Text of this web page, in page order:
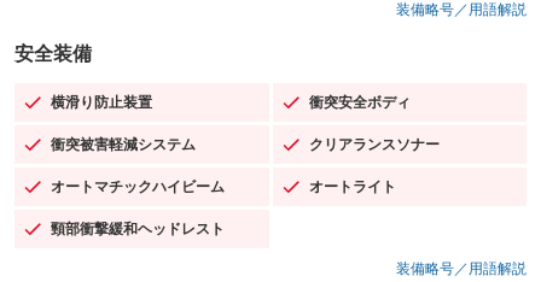
装備略号／用語解説
安全装備
横滑り防止装置
：装備あり 衝突安全ボディ
：装備あり
衝突被害軽減システム
：装備あり クリアランスソナー
：装備あり
オートマチックハイビーム
：装備あり オートライト
：装備あり
頸部衝撃緩和ヘッドレスト
：装備あり
装備略号／用語解説